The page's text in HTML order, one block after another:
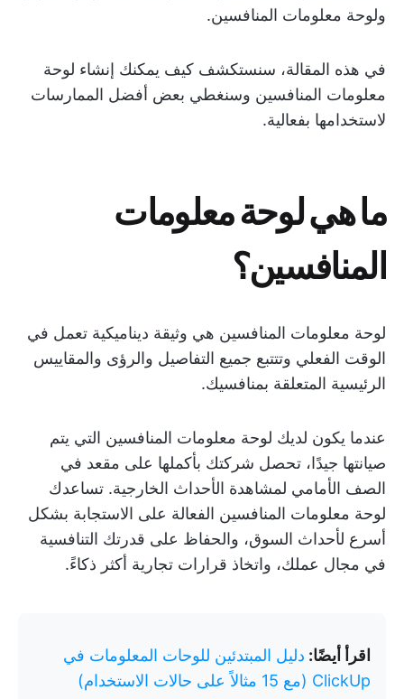
ولوحة معلومات المنافسين.
في هذه المقالة، سنستكشف كيف يمكنك إنشاء لوحة
معلومات المنافسين وسنغطي بعض أفضل الممارسات
لاستخدامها بفعالية.
ما هي لوحة معلومات
المنافسين؟
لوحة معلومات المنافسين هي وثيقة ديناميكية تعمل في
الوقت الفعلي وتتتبع جميع التفاصيل والرؤى والمقاييس
الرئيسية المتعلقة بمنافسيك.
عندما يكون لديك لوحة معلومات المنافسين التي يتم
صيانتها جيدًا، تحصل شركتك بأكملها على مقعد في
الصف الأمامي لمشاهدة الأحداث الخارجية. تساعدك
لوحة معلومات المنافسين الفعالة على الاستجابة بشكل
أسرع لأحداث السوق، والحفاظ على قدرتك التنافسية
في مجال عملك، واتخاذ قرارات تجارية أكثر ذكاءً.
اقرأ أيضًا: دليل المبتدئين للوحات المعلومات في
ClickUp (مع 15 مثالاً على حالات الاستخدام)